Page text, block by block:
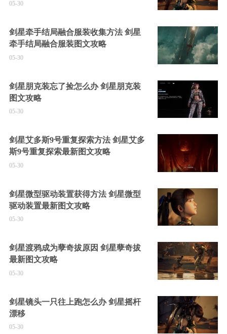
05-30
剑星牵手结局融合服装收集方法 剑星
牵手结局融合服装图文攻略
05-30
剑星朋克装忘了捡怎么办 剑星朋克装
图文攻略
05-30
剑星艾多斯9号重复探索方法 剑星艾多
斯9号重复探索最新图文攻略
05-30
剑星微型驱动装置获得方法 剑星微型
驱动装置最新图文攻略
05-30
剑星渡鸦成为孽奇拔原因 剑星孽奇拔
最新图文攻略
05-30
剑星镜头一只往上跑怎么办 剑星摇杆
漂移
05-30